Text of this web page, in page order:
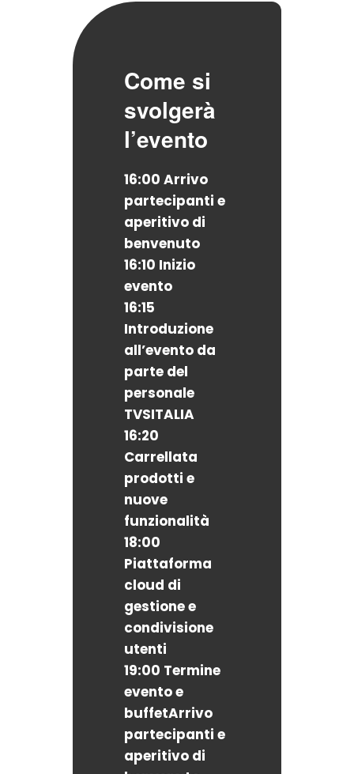
Come si
svolgerà
l’evento
16:00 Arrivo
partecipanti e
aperitivo di
benvenuto
16:10 Inizio
evento
16:15
Introduzione
all’evento da
parte del
personale
TVSITALIA
16:20
Carrellata
prodotti e
nuove
funzionalità
18:00
Piattaforma
cloud di
gestione e
condivisione
utenti
19:00 Termine
evento e
buffetArrivo
partecipanti e
aperitivo di